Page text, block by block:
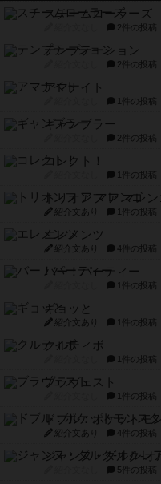
スチームローラーズ
2件の投稿
テンプテーション
2件の投稿
アマナイト
1件の投稿
ギャンブラー
2件の投稿
コレクト！
1件の投稿
トリオンフ ア マレン
紹介文あり 1件の投稿
エレメンツ
紹介文あり 4件の投稿
バー！パーティー
1件の投稿
ギョッと
紹介文あり 1件の投稿
クルティボ
1件の投稿
ブラヴェスト
1件の投稿
ドブル：ポケットモ
紹介文あり 4件の投稿
ジャンヌ・ダルク-オ
5件の投稿